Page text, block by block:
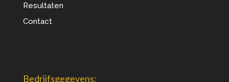
Resultaten
Contact
Bedrijfsgegevens: